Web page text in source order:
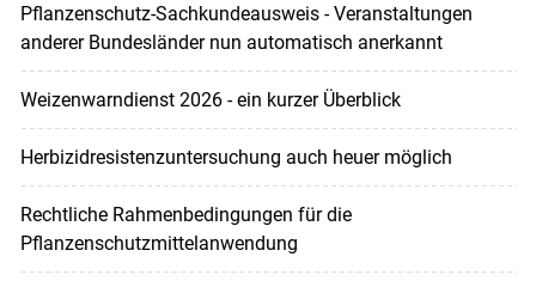
Pflanzenschutz-Sachkundeausweis - Veranstaltungen
anderer Bundesländer nun automatisch anerkannt
Weizenwarndienst 2026 - ein kurzer Überblick
Herbizidresistenzuntersuchung auch heuer möglich
Rechtliche Rahmenbedingungen für die
Pflanzenschutzmittelanwendung